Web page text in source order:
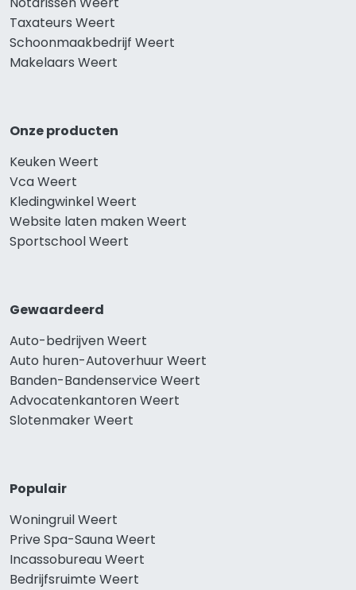
Taxateurs Weert
Schoonmaakbedrijf Weert
Makelaars Weert
Onze producten
Keuken Weert
Vca Weert
Kledingwinkel Weert
Website laten maken Weert
Sportschool Weert
Gewaardeerd
Auto-bedrijven Weert
Auto huren-Autoverhuur Weert
Banden-Bandenservice Weert
Advocatenkantoren Weert
Slotenmaker Weert
Populair
Woningruil Weert
Prive Spa-Sauna Weert
Incassobureau Weert
Bedrijfsruimte Weert